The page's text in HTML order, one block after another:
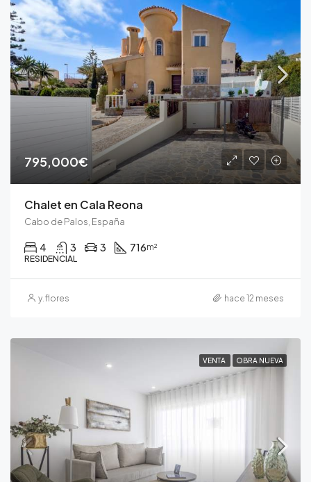
795,000€
Chalet en Cala Reona
Cabo de Palos, España
4 3 3 716m²
RESIDENCIAL
y.flores hace 12 meses
VENTA OBRA NUEVA